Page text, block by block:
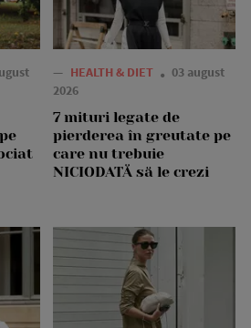
— HEALTH & DIET
03 august
2026
7 mituri legate de
pierderea în greutate pe
care nu trebuie
NICIODATĂ să le crezi